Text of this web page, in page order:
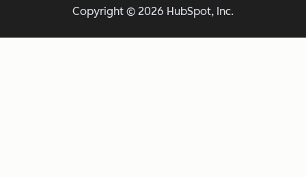
Copyright © 2026 HubSpot, Inc.